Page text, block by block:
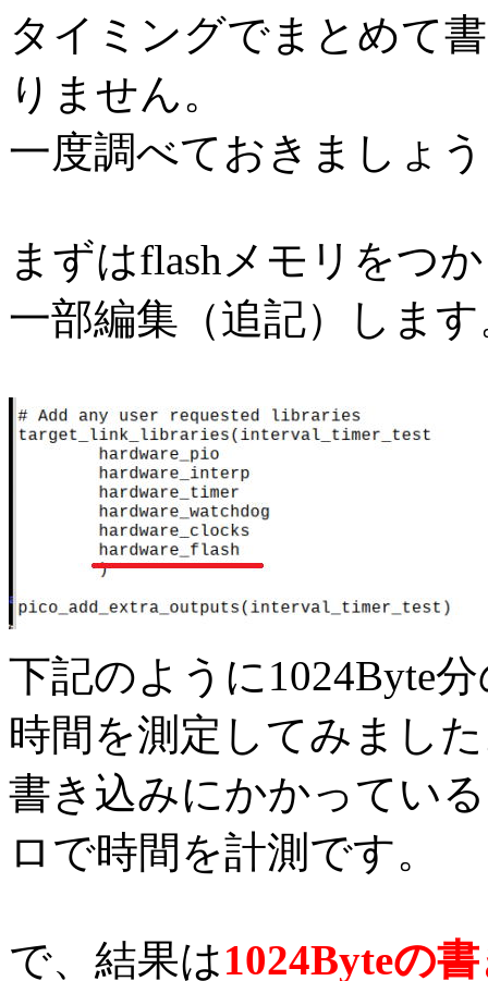
タイミングでまとめて
りません。
一度調べておきましょ
まずはflashメモリをつ
一部編集（追記）しま
下記のように1024Byte
時間を測定してみまし
書き込みにかかってい
ロで時間を計測です。
で、結果は1024Byteの